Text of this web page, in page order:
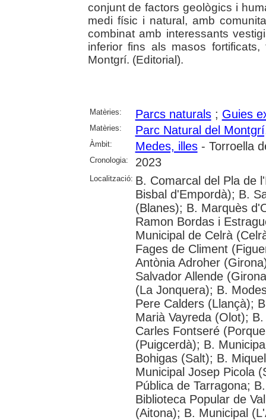
conjunt de factors geològics i
medi físic i natural, amb
combinat amb interessants
inferior fins als masos
Montgrí. (Editorial).
Matèries: Parcs naturals; Guies
Matèries: Parc Natural del
Àmbit: Medes, illes- Torroella
Cronologia: 2023
Localització: B. Comarcal del Pla de
Bisbal d'Empordà); B.
(Blanes); B. Marquès
Ramon Bordas i
Municipal de Celrà
Fages de Climent
Antònia Adroher
Salvador Allende
(La Jonquera); B.
Pere Calders (Llançà);
Marià Vayreda (Olot);
Carles Fontseré
(Puigcerdà); B.
Bohigas (Salt); B.
Municipal Josep Picola
Pública de Tarragona;
Biblioteca Popular de
(Aitona); B. Municipal